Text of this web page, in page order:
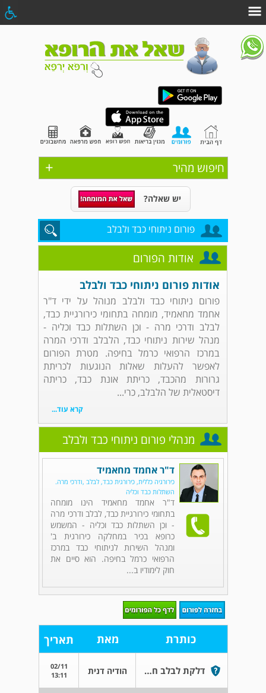
+ חיפוש מהיר
יש שאלה?
פורום ניתוחי כבד ולבלב
אודות הפורום
אודות פורום ניתוחי כבד ולבלב
פורום ניתוחי כבד ולבלב מנוהל על ידי ד"ר
אחמד מחאמיד, מומחה בתחומי כירורגיית כבד,
לבלב ודרכי מרה - וכן השתלות כבד וכליה -
מנהל שירות ניתוחי כבד, הלבלב ודרכי המרה
במרכז הרפואי כרמל בחיפה. מטרת הפורום
לאפשר להעלות שאלות הנוגעות לכריתת
גרורות מהכבד, כריתת אונת כבד, כריתה
דיסטאלית של הלבלב, כרי...
קרא עוד...
מנהלי פורום ניתוחי כבד ולבלב
ד"ר אחמד מחאמיד
כירורגיה כללית, כירורגית כבד, לבלב ,ודרכי מרה.
השתלות כבד וכליה
ד"ר אחמד מחאמיד הינו מומחה
בתחומי כירורגיית כבד, לבלב ודרכי מרה
- וכן השתלות כבד וכליה - המשמש
כרופא בכיר במחלקה כירורגית ב'
ומנהל השירות לניתוחי כבד במרכז
הרפואי כרמל בחיפה. הוא סיים את
חוק לימודיו ב...
כותרת מאת תאריך
דלקת לבלב חריפה הודיה דנית
02/11
13:11